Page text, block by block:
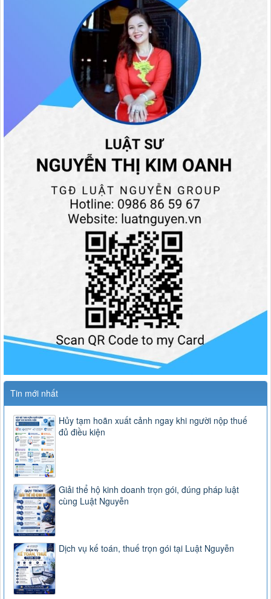
Tin mới nhất
Hủy tạm hoãn xuất cảnh ngay khi người nộp thuế
đủ điều kiện
Giải thể hộ kinh doanh trọn gói, đúng pháp luật
cùng Luật Nguyễn
Dịch vụ kế toán, thuế trọn gói tại Luật Nguyễn